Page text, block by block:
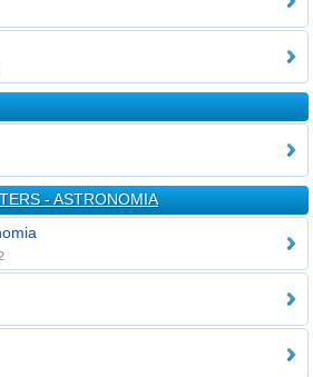
- ASTRONOMIA